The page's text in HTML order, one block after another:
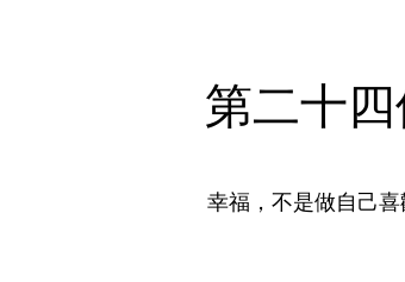
第二十
幸福，不是做自己